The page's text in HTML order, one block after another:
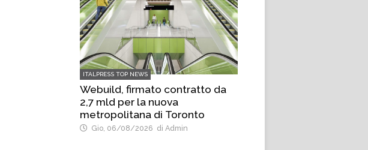
ITALPRESS TOP NEWS
Webuild, firmato contratto da
2,7 mld per la nuova
metropolitana di Toronto
Gio, 06/08/2026 di Admin